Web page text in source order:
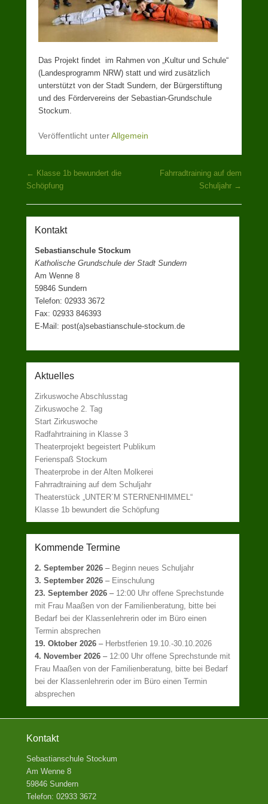
Das Projekt findet im Rahmen von „Kultur und Schule“
(Landesprogramm NRW) statt und wird zusätzlich
unterstützt von der Stadt Sundern, der Bürgerstiftung
und des Fördervereins der Sebastian-Grundschule
Stockum.
Veröffentlicht unterAllgemein
Beitragsnavigation
← Klasse 1b bewundert die
Schöpfung
Fahrradtraining auf dem
Schuljahr →
Kontakt
Sebastianschule Stockum
Katholische Grundschule der Stadt Sundern
Am Wenne 8
59846 Sundern
Telefon: 02933 3672
Fax: 02933 846393
E-Mail: post(a)sebastianschule-stockum.de
Aktuelles
Zirkuswoche Abschlusstag
Zirkuswoche 2. Tag
Start Zirkuswoche
Radfahrtraining in Klasse 3
Theaterprojekt begeistert Publikum
Ferienspaß Stockum
Theaterprobe in der Alten Molkerei
Fahrradtraining auf dem Schuljahr
Theaterstück „UNTER`M STERNENHIMMEL“
Klasse 1b bewundert die Schöpfung
Kommende Termine
2. September 2026 – Beginn neues Schuljahr
3. September 2026 – Einschulung
23. September 2026 – 12:00 Uhr offene Sprechstunde
mit Frau Maaßen von der Familienberatung, bitte bei
Bedarf bei der Klassenlehrerin oder im Büro einen
Termin absprechen
19. Oktober 2026 – Herbstferien 19.10.-30.10.2026
4. November 2026 – 12:00 Uhr offene Sprechstunde mit
Frau Maaßen von der Familienberatung, bitte bei Bedarf
bei der Klassenlehrerin oder im Büro einen Termin
absprechen
Kontakt
Sebastianschule Stockum
Am Wenne 8
59846 Sundern
Telefon: 02933 3672